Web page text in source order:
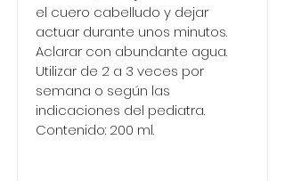
el cuero cabelludo y dejar
actuar durante unos minutos.
Aclarar con abundante agua.
Utilizar de 2 a 3 veces por
semana o según las
indicaciones del pediatra.
Contenido: 200 ml.